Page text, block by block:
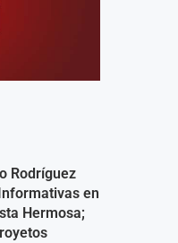
Rodríguez
en
Hermosa;